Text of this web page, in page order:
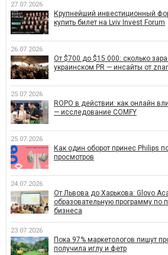
27.07.2026
Крупнейший инвестиционный
купить билет на Lviv Invest Forum
26.07.2026
От $700 до $15 000: сколько
украинском PR — инсайты от
25.07.2026
ROPO в действии: как онлайн
— исследование COMFY
25.07.2026
Как один оборот принес Philips
просмотров
24.07.2026
От Львова до Харькова: Glovo
образовательную программу по
бизнеса
23.07.2026
Пока 97% маркетологов пишут
получила иглу и фетр